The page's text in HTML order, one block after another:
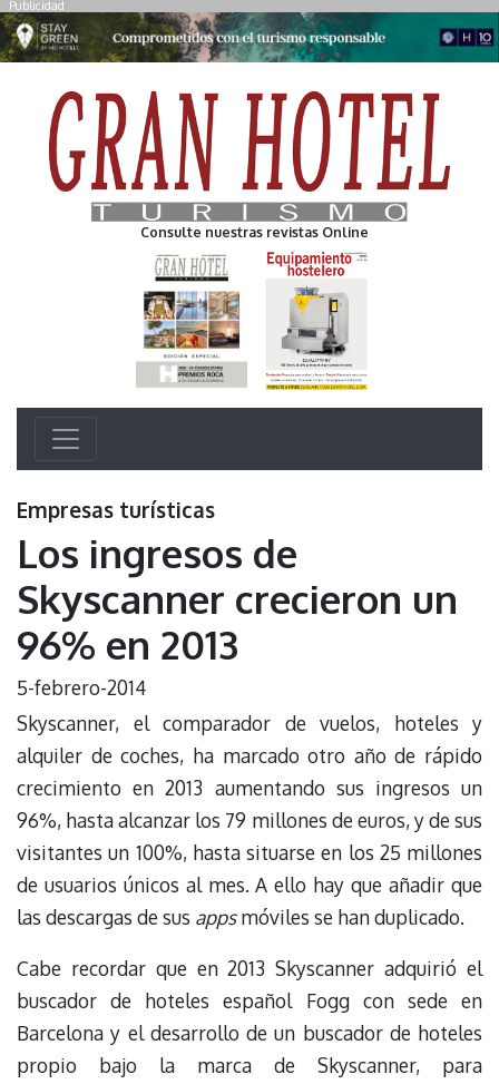
Publicidad
Consulte nuestras revistas Online
Empresas turísticas
Los ingresos de
Skyscanner crecieron un
96% en 2013
5-febrero-2014
Skyscanner, el comparador de vuelos, hoteles y
alquiler de coches, ha marcado otro año de rápido
crecimiento en 2013 aumentando sus ingresos un
96%, hasta alcanzar los 79 millones de euros, y de sus
visitantes un 100%, hasta situarse en los 25 millones
de usuarios únicos al mes. A ello hay que añadir que
las descargas de sus appsmóviles se han duplicado.
Cabe recordar que en 2013 Skyscanner adquirió el
buscador de hoteles español Fogg con sede en
Barcelona y el desarrollo de un buscador de hoteles
propio bajo la marca de Skyscanner, para